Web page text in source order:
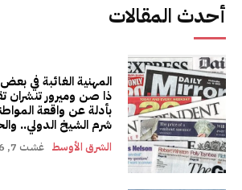
أحدث المقالات
المهنية الغائبة في
ذا صن وميرور تنشران
بأدلة عن واقعة
شرم الشيخ الدولي..
الشرق الأوسط غشت 7, 2026